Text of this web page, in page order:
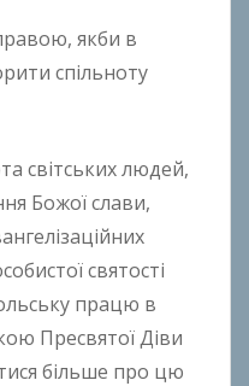
якби в
спільноту
світських людей,
Божої слави,
святості
працю в
Пресвятої Діви
більше про цю